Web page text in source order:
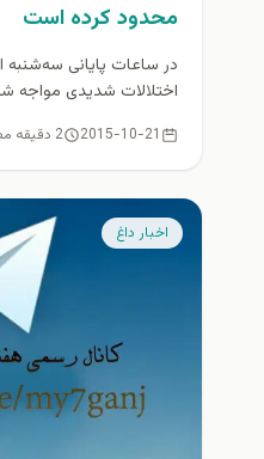
محدود کرده‌ است
در ساعات پایانی سه‌شنبه
اختلالات شدیدی مواجه
2015-10-21 2 دقیقه مطالعه
اخبار داغ